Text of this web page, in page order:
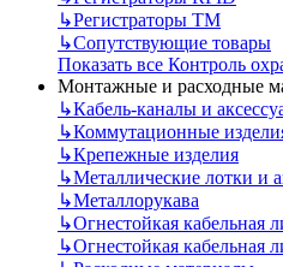
↳Регистраторы ТМ
↳Сопутствующие товары
Показать все Контроль
Монтажные и расходные
↳Кабель-каналы и
↳Коммутационные
↳Крепежные изделия
↳Металлические лотки и
↳Металлорукава
↳Огнестойкая кабельная
↳Огнестойкая кабельная